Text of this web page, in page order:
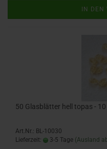
IN DEN
50 Glasblätter hell topas - 10
Art.Nr.: BL-10030
Lieferzeit:
3-5 Tage (Ausland